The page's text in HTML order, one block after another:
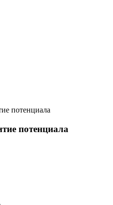
потенциала
потенциала